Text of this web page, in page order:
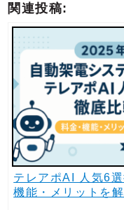
関連投稿:
テレアポAI 人気6
機能・メリットを解